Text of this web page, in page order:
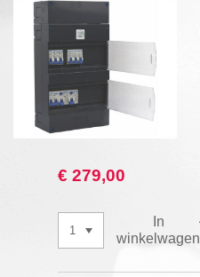
€ 279,00
In
winkelwagen